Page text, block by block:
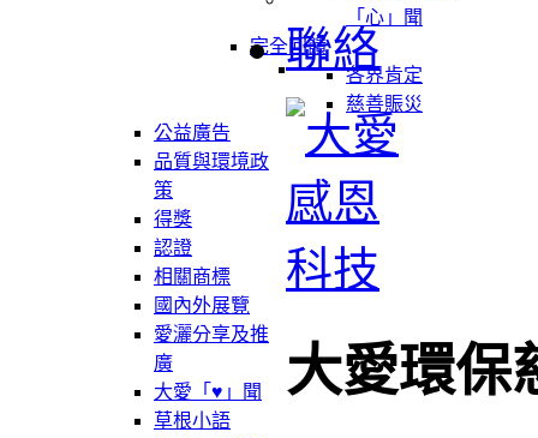
「心」聞
完全回饋
各界肯定
慈善賑災
公益廣告
品質與環境政
策
得獎
認證
相關商標
國內外展覽
愛灑分享及推
廣
大愛「♥」聞
草根小語
聯絡
大愛環保